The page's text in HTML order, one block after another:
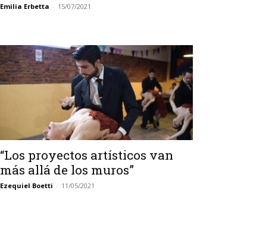
Emilia Erbetta - 15/07/2021
“Los proyectos artísticos van
más allá de los muros”
Ezequiel Boetti - 11/05/2021